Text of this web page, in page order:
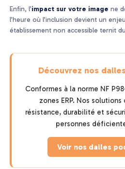
Enfin, l’impact sur votre image ne
l’heure où l’inclusion devient un
établissement non accessible ternit
Découvrez nos
Conformes à la norme NF
zones ERP. Nos
résistance, durabilité et
personnes
Voir nos dalles